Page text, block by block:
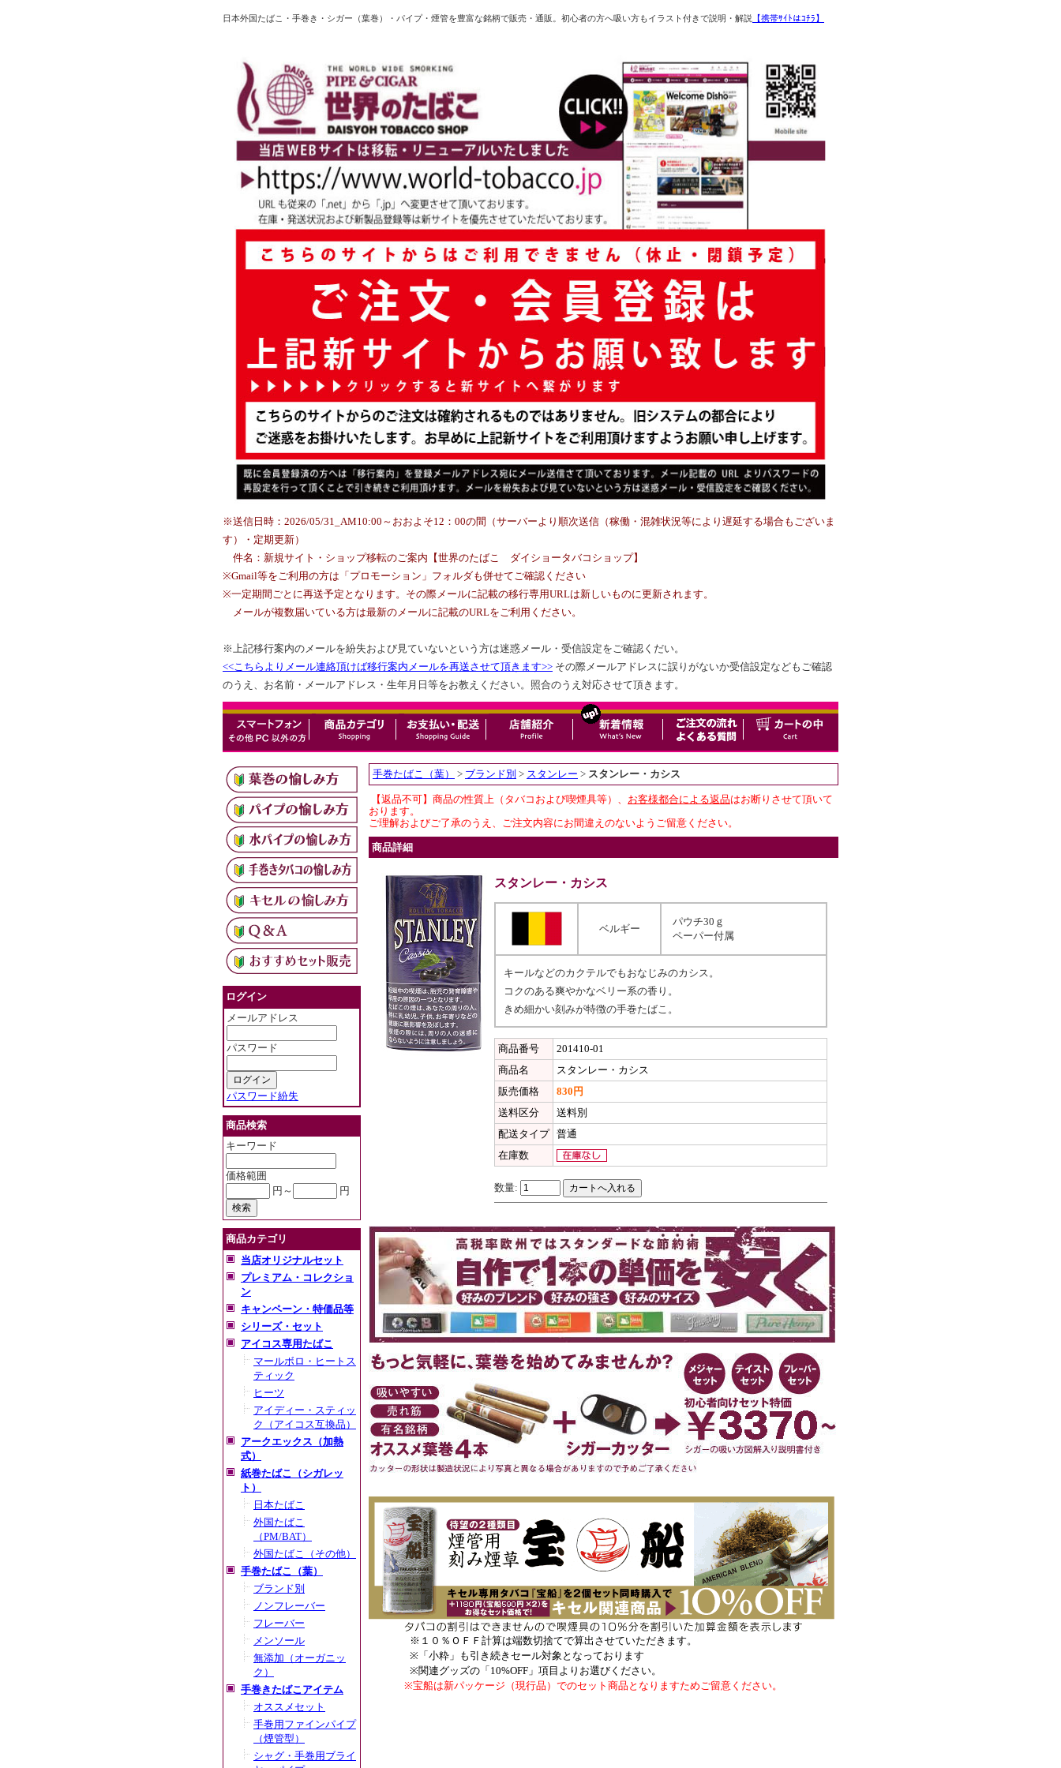
日本外国たばこ・手巻き・シガー（葉巻）・パイプ・煙管を豊富な銘柄で販売・通販。初心者の方へ吸い方もイラスト付きで説明・解説 【携帯ｻｲﾄはｺﾁﾗ】
※送信日時：2026/05/31_AM10:00～おおよそ12：00の間（サーバーより順次送信（稼働・混雑状況等により遅延する場合もございま
す）・定期更新）
件名：新規サイト・ショップ移転のご案内【世界のたばこ ダイショータバコショップ】
※Gmail等をご利用の方は「プロモーション」フォルダも併せてご確認ください
※一定期間ごとに再送予定となります。その際メールに記載の移行専用URLは新しいものに更新されます。
メールが複数届いている方は最新のメールに記載のURLをご利用ください。
※上記移行案内のメールを紛失および見ていないという方は迷惑メール・受信設定をご確認くだい。
<<こちらよりメール連絡頂けば移行案内メールを再送させて頂きます>> その際メールアドレスに誤りがないか受信設定などもご確認
のうえ、お名前・メールアドレス・生年月日等をお教えください。照合のうえ対応させて頂きます。
ログイン
メールアドレス
パスワード
パスワード紛失
商品検索
キーワード
価格範囲
円～
円
商品カテゴリ
当店オリジナルセット
プレミアム・コレクショ
ン
キャンペーン・特価品等
シリーズ・セット
アイコス専用たばこ
マールボロ・ヒートス
ティック
ヒーツ
アイディー・スティッ
ク（アイコス互換品）
アークエックス（加熱
式）
紙巻たばこ（シガレッ
ト）
日本たばこ
外国たばこ
（PM/BAT）
外国たばこ（その他）
手巻たばこ（葉）
ブランド別
ノンフレーバー
フレーバー
メンソール
無添加（オーガニッ
ク）
手巻きたばこアイテム
オススメセット
手巻用ファインパイプ
（煙管型）
シャグ・手巻用ブライ
手巻たばこ（葉） > ブランド別 > スタンレー > スタンレー・カシス
【返品不可】商品の性質上（タバコおよび喫煙具等）、 お客様都合による返品はお断りさせて頂いて
おります。
ご理解およびご了承のうえ、ご注文内容にお間違えのないようご留意ください。
商品詳細
スタンレー・カシス
ベルギー
パウチ30ｇ
ペーパー付属
キールなどのカクテルでもおなじみのカシス。
コクのある爽やかなベリー系の香り。
きめ細かい刻みが特徴の手巻たばこ。
商品番号
201410-01
商品名
スタンレー・カシス
販売価格
830円
送料区分
送料別
配送タイプ 普通
在庫数
数量:
※１０％ＯＦＦ計算は端数切捨てで算出させていただきます。
※「小粋」も引き続きセール対象となっております
※関連グッ ズの「10%OFF」項目よりお選びください。
※宝船は新パッケージ（現行品）でのセット商品となりますためご留意ください。